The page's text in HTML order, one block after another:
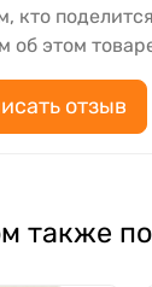
кто
об этом
отзыв
также